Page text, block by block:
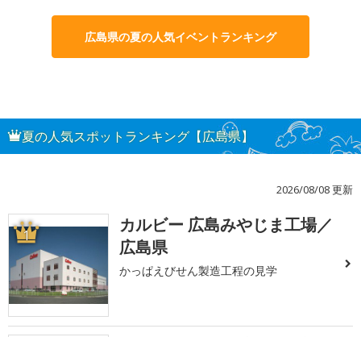
広島県の夏の人気イベントランキング
夏の人気スポットランキング【広島県】
2026/08/08 更新
1
カルビー 広島みやじま工場／
広島県
かっぱえびせん製造工程の見学